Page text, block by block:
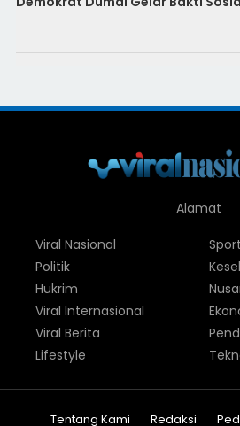
Alamat
Viral Nasional
Politik
Hukrim
Viral Internasional
Viral Berita
Lifestyle
Sport
Tentang Kami Redaksi